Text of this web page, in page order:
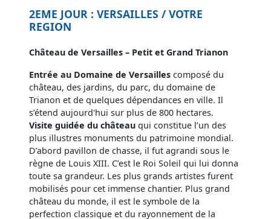
2EME JOUR : VERSAILLES / VOTRE
REGION
Château de Versailles – Petit et Grand Trianon
Entrée au Domaine de Versailles composé du
château, des jardins, du parc, du domaine de
Trianon et de quelques dépendances en ville. Il
s’étend aujourd'hui sur plus de 800 hectares.
Visite guidée du château qui constitue l’un des
plus illustres monuments du patrimoine mondial.
D’abord pavillon de chasse, il fut agrandi sous le
règne de Louis XIII. C’est le Roi Soleil qui lui donna
toute sa grandeur. Les plus grands artistes furent
mobilisés pour cet immense chantier. Plus grand
château du monde, il est le symbole de la
perfection classique et du rayonnement de la